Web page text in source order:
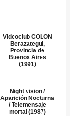
Videoclub COLON
Berazategui,
Provincia de
Buenos Aires
(1991)
Night vision /
Aparición Nocturna
/ Telemensaje
mortal (1987)